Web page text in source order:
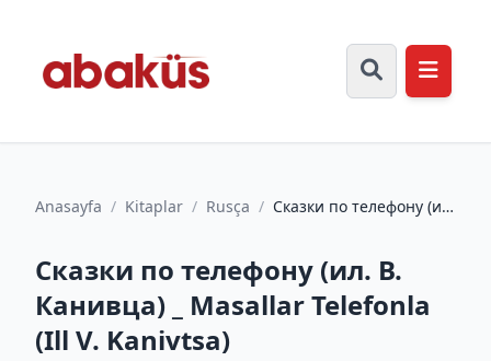
Anasayfa / Kitaplar / Rusça / Сказки по телефону (ил.
Сказки по телефону (ил. В.
Канивца) _ Masallar Telefonla
(Ill V. Kanivtsa)